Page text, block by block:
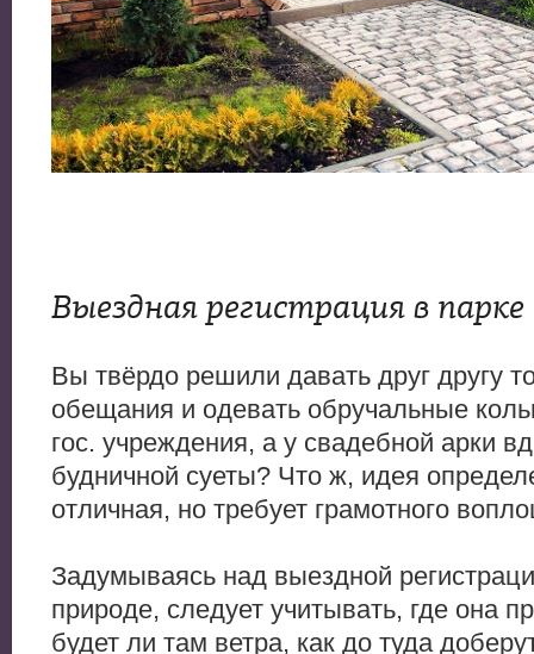
Выездная регистрация в парке
Вы твёрдо решили давать друг другу
обещания и одевать обручальные
гос. учреждения, а у свадебной арки
будничной суеты? Что ж, идея
отличная, но требует грамотного
Задумываясь над выездной
природе, следует учитывать, где она
будет ли там ветра, как до туда